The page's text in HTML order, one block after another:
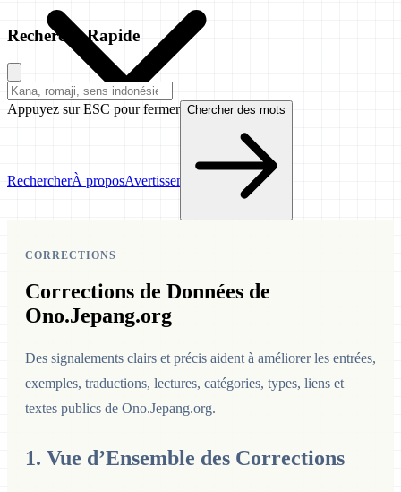
RechercherÀ proposAvertissement
Recherche Rapide
Appuyez sur ESC pour fermer Chercher des mots
CORRECTIONS
Corrections de Données de
Ono.Jepang.org
Des signalements clairs et précis aident à améliorer les entrées,
exemples, traductions, lectures, catégories, types, liens et
textes publics de Ono.Jepang.org.
1. Vue d’Ensemble des Corrections